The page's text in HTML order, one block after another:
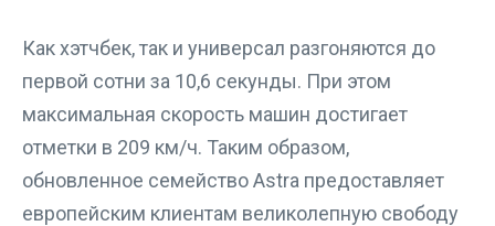
Как хэтчбек, так и универсал разгоняются до
первой сотни за 10,6 секунды. При этом
максимальная скорость машин достигает
отметки в 209 км/ч. Таким образом,
обновленное семейство Astra предоставляет
европейским клиентам великолепную свободу